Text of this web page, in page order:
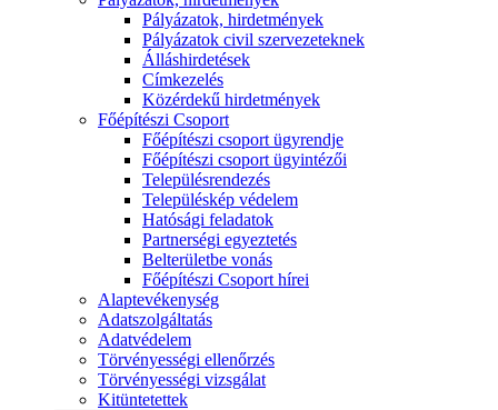
Pályázatok, hirdetmények
Pályázatok civil szervezeteknek
Álláshirdetések
Címkezelés
Közérdekű hirdetmények
Főépítészi Csoport
Főépítészi csoport ügyrendje
Főépítészi csoport ügyintézői
Településrendezés
Településkép védelem
Hatósági feladatok
Partnerségi egyeztetés
Belterületbe vonás
Főépítészi Csoport hírei
Alaptevékenység
Adatszolgáltatás
Adatvédelem
Törvényességi ellenőrzés
Törvényességi vizsgálat
Kitüntetettek